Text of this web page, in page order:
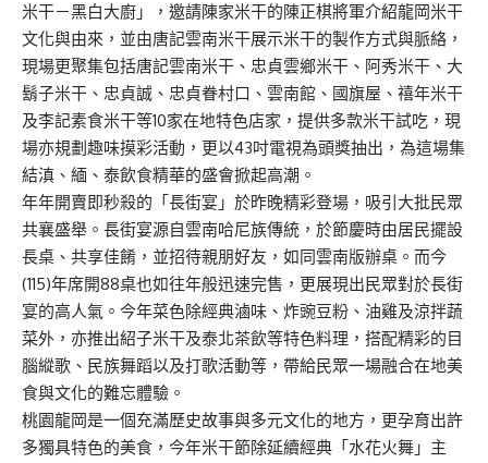
米干－黑白大廚」，邀請陳家米干的陳正棋將軍介紹龍岡米干
文化與由來，並由唐記雲南米干展示米干的製作方式與脈絡，
現場更聚集包括唐記雲南米干、忠貞雲鄉米干、阿秀米干、大
鬍子米干、忠貞誠、忠貞眷村口、雲南館、國旗屋、禧年米干
及李記素食米干等10家在地特色店家，提供多款米干試吃，現
場亦規劃趣味摸彩活動，更以43吋電視為頭獎抽出，為這場集
結滇、緬、泰飲食精華的盛會掀起高潮。
年年開賣即秒殺的「長街宴」於昨晚精彩登場，吸引大批民眾
共襄盛舉。長街宴源自雲南哈尼族傳統，於節慶時由居民擺設
長桌、共享佳餚，並招待親朋好友，如同雲南版辦桌。而今
(115)年席開88桌也如往年般迅速完售，更展現出民眾對於長街
宴的高人氣。今年菜色除經典滷味、炸豌豆粉、油雞及涼拌蔬
菜外，亦推出紹子米干及泰北茶飲等特色料理，搭配精彩的目
腦縱歌、民族舞蹈以及打歌活動等，帶給民眾一場融合在地美
食與文化的難忘體驗。
桃園龍岡是一個充滿歷史故事與多元文化的地方，更孕育出許
多獨具特色的美食，今年米干節除延續經典「水花火舞」主